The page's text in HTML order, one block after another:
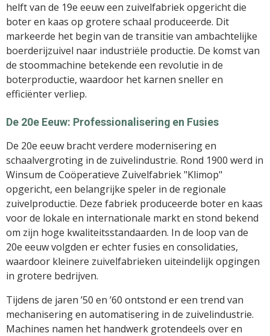
helft van de 19e eeuw een zuivelfabriek opgericht die
boter en kaas op grotere schaal produceerde. Dit
markeerde het begin van de transitie van ambachtelijke
boerderijzuivel naar industriële productie. De komst van
de stoommachine betekende een revolutie in de
boterproductie, waardoor het karnen sneller en
efficiënter verliep.
De 20e Eeuw: Professionalisering en Fusies
De 20e eeuw bracht verdere modernisering en
schaalvergroting in de zuivelindustrie. Rond 1900 werd in
Winsum de Coöperatieve Zuivelfabriek "Klimop"
opgericht, een belangrijke speler in de regionale
zuivelproductie. Deze fabriek produceerde boter en kaas
voor de lokale en internationale markt en stond bekend
om zijn hoge kwaliteitsstandaarden. In de loop van de
20e eeuw volgden er echter fusies en consolidaties,
waardoor kleinere zuivelfabrieken uiteindelijk opgingen
in grotere bedrijven.
Tijdens de jaren ’50 en ’60 ontstond er een trend van
mechanisering en automatisering in de zuivelindustrie.
Machines namen het handwerk grotendeels over en